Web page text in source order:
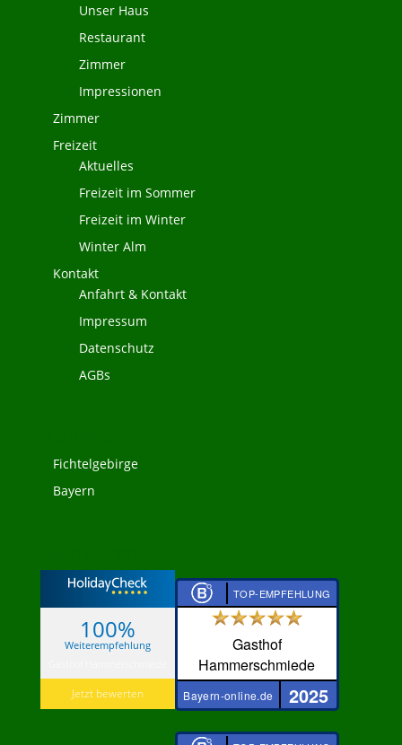
Unser Haus
Restaurant
Zimmer
Impressionen
Zimmer
Freizeit
Aktuelles
Freizeit im Sommer
Freizeit im Winter
Winter Alm
Kontakt
Anfahrt & Kontakt
Impressum
Datenschutz
AGBs
Fichtelgebirge
Bayern
100%
Weiterempfehlung
Jetzt bewerten
TOP-EMPFEHLUNG
Gasthof
Hammerschmiede
Bayern-online.de 2025